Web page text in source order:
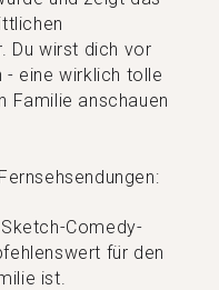
Du wirst dich vor
- eine wirklich tolle
Familie anschauen
Comedy-
für den
ist.